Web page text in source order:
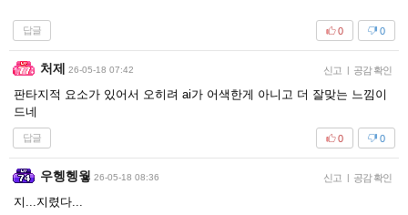
답글 0
0
처제 26-05-18 07:42 신고 | 공감 확인
판타지적 요소가 있어서 오히려 ai가 어색한게 아니고 더 잘맞는 느낌이
드네
답글 0
0
우헹헹웧 26-05-18 08:36 신고 | 공감 확인
지...지렸다...